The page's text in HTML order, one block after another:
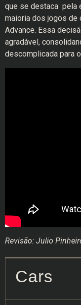
que se destaca pela
maioria dos jogos de
Advance. Essa
agradável,
descomplicada para
Revisão: Julio
Cars